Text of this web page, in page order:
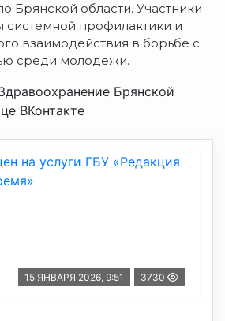
Брянской области. Участники
системной профилактики и
взаимодействия в борьбе с
среди молодежи.
Брянской
ВКонтакте
15 ЯНВАРЯ 2026, 9:51 3730